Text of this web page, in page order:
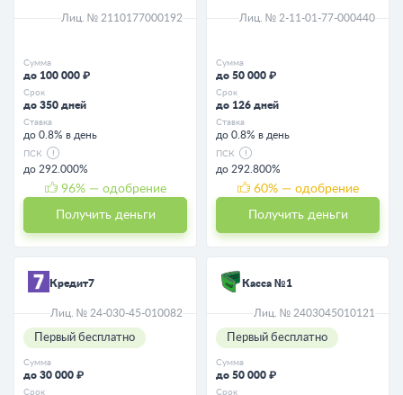
Лиц. № 2110177000192
Сумма
до 100 000 ₽
Срок
до 350 дней
Ставка
до 0.8% в день
ПСК
до 292.000%
96% — одобрение
Получить деньги
Лиц. № 2-11-01-77-000440
Сумма
до 50 000 ₽
Срок
до 126 дней
Ставка
до 0.8% в день
ПСК
до 292.800%
60% — одобрение
Получить деньги
Кредит7
Лиц. № 24-030-45-010082
Первый бесплатно
Сумма
до 30 000 ₽
Срок
Касса №1
Лиц. № 2403045010121
Первый бесплатно
Сумма
до 50 000 ₽
Срок